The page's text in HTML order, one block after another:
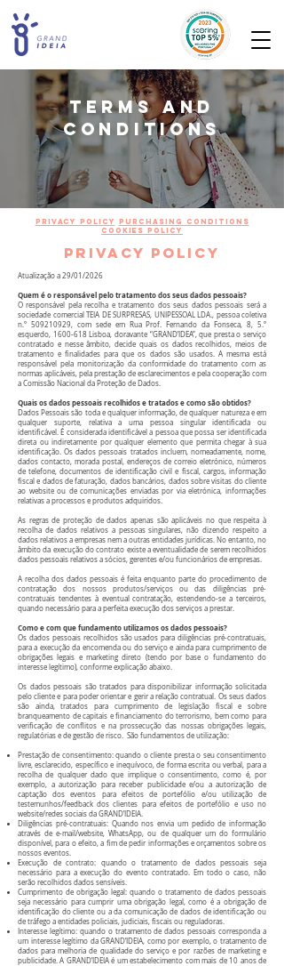
TERMS AND
CONDITIONS
PRIVACY POLICY purchasing conditions
cookies policy
PRIVACY POLICY
Atualização a 29/01/2026
Quem é o responsável pelo tratamento dos seus dados pessoais?
O responsável pela recolha e tratamento dos seus dados pessoais será a
sociedade comercial TEIA DE SURPRESAS, UNIPESSOAL LDA., pessoa coletiva
n.º 509210929, com sede em Rua Prof. Fernando da Fonseca, 8, 5.º
esquerdo, 1600-618 Lisboa, doravante “GRAND’IDEA”, que presta o serviço
contratado e nesse âmbito, decide quais os dados recolhidos, meios de
tratamento e finalidades para que os dados são usados. A mesma está
responsável pela monitorização da conformidade do tratamento com as
normas aplicáveis, pela prestação de esclarecimentos e pela cooperação com
a Comissão Nacional da Proteção de Dados.
Quais os dados pessoais recolhidos e tratados e como são obtidos?
Dados Pessoais são toda e qualquer informação, de qualquer natureza e em
qualquer suporte, relativa a uma pessoa singular identificada ou
identificável. É considerada identificável a pessoa que possa ser identificada
direta ou indiretamente por qualquer elemento que permita chegar à sua
identificação. Os dados pessoais tratados incluem, nomeadamente, nome,
dados contacto, morada postal, endereços de correio eletrónico, números
de telefone, documentos de identificação civil e fiscal, cargos, informação
fiscal e dados de faturação, dados bancários, dados sobre visitas do cliente
ao website ou de comunicações enviadas por via eletrónica, informações
relativas a processos e produtos adquiridos.
As regras de proteção de dados apenas são aplicáveis no que respeita à
recolha de dados relativos a pessoas singulares, não dizendo respeito a
dados relativos a empresas nem a outras entidades jurídicas. No entanto, no
âmbito da execução do contrato existe a eventualidade de serem recolhidos
dados pessoais relativos a sócios, gerentes e/ou funcionários de empresas.
A recolha dos dados pessoais é feita enquanto parte do procedimento de
contratação dos nossos produtos/serviços ou das diligências pré-
contratuais tendentes à eventual contratação, estendendo-se a terceiros,
quando necessário para a perfeita execução dos serviços a prestar.
Como e com que fundamento utilizamos os dados pessoais?
Os dados pessoais recolhidos são usados para diligências pré-contratuais,
para a execução da encomenda ou do serviço e ainda para cumprimento de
obrigações legais e marketing direto (tendo por base o fundamento do
interesse legítimo), conforme explicação abaixo.
Os dados pessoais são tratados para disponibilizar informação solicitada
pelo cliente e para poder orientar e gerir a relação contratual. Os seus dados
são ainda, tratados para cumprimento de legislação fiscal e sobre
branqueamento de capitais e financiamento do terrorismo, bem como para
verificação de conflitos e na prossecução das nossas obrigações legais,
regulatórias e de gestão de risco. São fundamentos de utilização:
Prestação de consentimento: quando o cliente presta o seu consentimento
livre, esclarecido, específico e inequívoco, de forma escrita ou verbal, para a
recolha de qualquer dado que implique o consentimento, como é, por
exemplo, a autorização para receber publicidade e/ou a autorização de
captação dos eventos para efeitos de portefólio e/ou utilização de
testemunhos/feedback dos clientes para efeitos de portefólio e uso no
website/redes sociais da GRAND’IDEIA.
Diligências pré-contratuais: Quando nos envia um pedido de informação
através de e-mail/website, WhatsApp, ou de qualquer um do formulário
disponível, para o efeito, a fim de pedir informações e orçamentos sobre os
nossos eventos.
Execução de contrato: quando o tratamento de dados pessoais seja
necessário para a execução do evento contratado. Em todo o caso, não
serão recolhidos dados sensíveis.
Cumprimento de obrigação legal: quando o tratamento de dados pessoais
seja necessário para cumprir uma obrigação legal, como é a obrigação de
identificação do cliente ou a da comunicação de dados de identificação ou
de tráfego a entidades policiais, judiciais, fiscais ou reguladoras.
Interesse legítimo: quando o tratamento de dados pessoais corresponda a
um interesse legítimo da GRAND’IDEIA, como por exemplo, o tratamento de
dados para melhoria de qualidade do serviço e por razões de marketing e
publicidade. A GRAND’IDEIA é um estabelecimento com mais de 10 anos de